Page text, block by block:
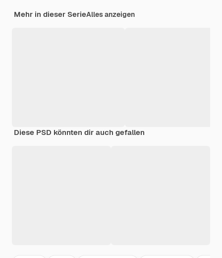
Mehr in dieser SerieAlles anzeigen
Diese PSD könnten dir auch gefallen